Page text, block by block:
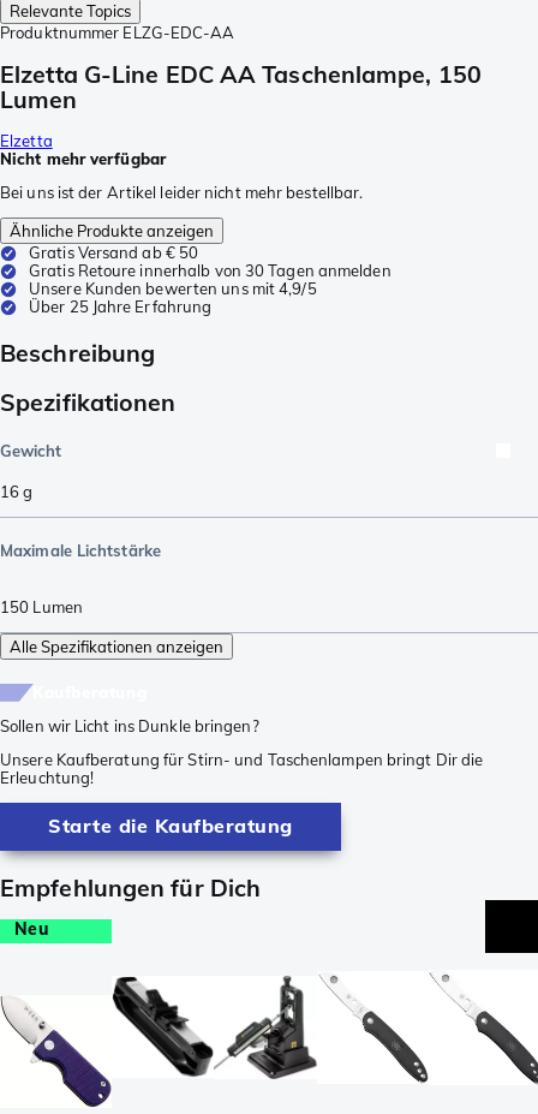
Relevante Topics
Produktnummer ELZG-EDC-AA
Elzetta G-Line EDC AA Taschenlampe, 150
Lumen
Elzetta
Nicht mehr verfügbar
Bei uns ist der Artikel leider nicht mehr bestellbar.
Ähnliche Produkte anzeigen
Gratis Versand ab € 50
Gratis Retoure innerhalb von 30 Tagen anmelden
Unsere Kunden bewerten uns mit 4,9/5
Über 25 Jahre Erfahrung
Beschreibung
Spezifikationen
Gewicht
16g
Maximale Lichtstärke
150 Lumen
Alle Spezifikationen anzeigen
Sollen wir Licht ins Dunkle bringen?
Unsere Kaufberatung für Stirn- und Taschenlampen bringt Dir die
Erleuchtung!
Starte die Kaufberatung
Empfehlungen für Dich
Neu